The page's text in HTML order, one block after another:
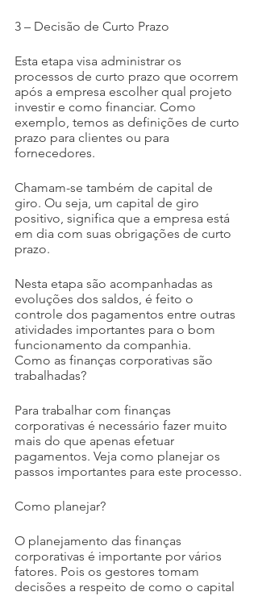
3 – Decisão de Curto Prazo
Esta etapa visa administrar os
processos de curto prazo que ocorrem
após a empresa escolher qual projeto
investir e como financiar. Como
exemplo, temos as definições de curto
prazo para clientes ou para
fornecedores.
Chamam-se também de capital de
giro. Ou seja, um capital de giro
positivo, significa que a empresa está
em dia com suas obrigações de curto
prazo.
Nesta etapa são acompanhadas as
evoluções dos saldos, é feito o
controle dos pagamentos entre outras
atividades importantes para o bom
funcionamento da companhia.
Como as finanças corporativas são
trabalhadas?
Para trabalhar com finanças
corporativas é necessário fazer muito
mais do que apenas efetuar
pagamentos. Veja como planejar os
passos importantes para este processo.
Como planejar?
O planejamento das finanças
corporativas é importante por vários
fatores. Pois os gestores tomam
decisões a respeito de como o capital